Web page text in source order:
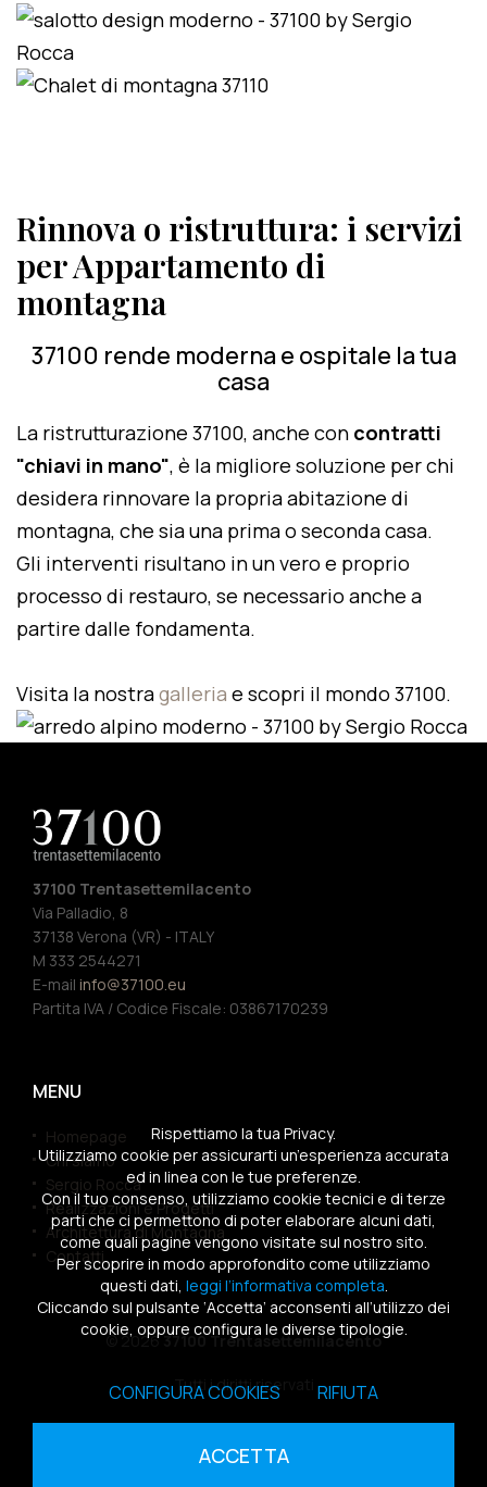
Rinnova o ristruttura: i servizi
per Appartamento di
montagna
37100 rende moderna e ospitale la tua
casa
La ristrutturazione 37100, anche con contratti
"chiavi in mano", è la migliore soluzione per chi
desidera rinnovare la propria abitazione di
montagna, che sia una prima o seconda casa.
Gli interventi risultano in un vero e proprio
processo di restauro, se necessario anche a
partire dalle fondamenta.
Visita la nostragalleria e scopri il mondo 37100.
37100 Trentasettemilacento
Via Palladio, 8
37138 Verona (VR) - ITALY
M 333 2544271
E-mail info@37100.eu
Partita IVA / Codice Fiscale: 03867170239
MENU
Homepage
Chi siamo
Sergio Rocca
Realizzazioni e Progetti
Architettura di Montagna
Contatti
© 202637100 Trentasettemilacento
Tutti i diritti riservati
Sitemap|Privacy Policy|Cookies Policy
Rispettiamo la tua Privacy.
Utilizziamo cookie per assicurarti un’esperienza accurata
ed in linea con le tue preferenze.
Con il tuo consenso, utilizziamo cookie tecnici e di terze
parti che ci permettono di poter elaborare alcuni dati,
come quali pagine vengono visitate sul nostro sito.
Per scoprire in modo approfondito come utilizziamo
questi dati, leggi l’informativa completa.
Cliccando sul pulsante ‘Accetta’ acconsenti all’utilizzo dei
cookie, oppure configura le diverse tipologie.
CONFIGURA COOKIES RIFIUTA
ACCETTA